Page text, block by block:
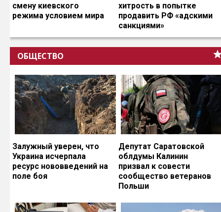
смену киевского
режима условием мира
хитрость в попытке
продавить РФ «адскими
санкциями»
ОБЩЕСТВО
Залужный уверен, что
Украина исчерпала
ресурс нововведений на
поле боя
Депутат Саратовской
облдумы Калинин
призвал к совести
сообщество ветеранов
Польши